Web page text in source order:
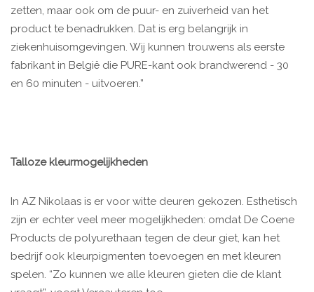
zetten, maar ook om de puur- en zuiverheid van het
product te benadrukken. Dat is erg belangrijk in
ziekenhuisomgevingen. Wij kunnen trouwens als eerste
fabrikant in België die PURE-kant ook brandwerend - 30
en 60 minuten - uitvoeren.”
Talloze kleurmogelijkheden
In AZ Nikolaas is er voor witte deuren gekozen. Esthetisch
zijn er echter veel meer mogelijkheden: omdat De Coene
Products de polyurethaan tegen de deur giet, kan het
bedrijf ook kleurpigmenten toevoegen en met kleuren
spelen. “Zo kunnen we alle kleuren gieten die de klant